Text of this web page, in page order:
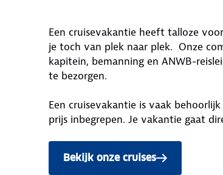
Een cruisevakantie heeft talloze
je toch van plek naar plek. Onze
kapitein, bemanning en ANWB-
te bezorgen.
Een cruisevakantie is vaak
prijs inbegrepen. Je vakantie gaat
Bekijk onze cruises